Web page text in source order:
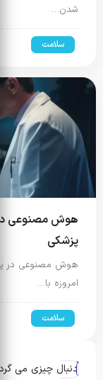
شدن…
سلامت
پزشکی
هوش مصنوعی در
امروزه با…
سلامت
دنبال چیزی می